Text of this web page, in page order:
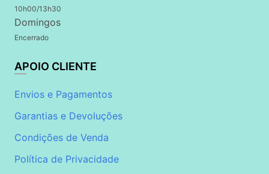
10h00/13h30
Domingos
Encerrado
APOIO CLIENTE
Envios e Pagamentos
Garantias e Devoluções
Condições de Venda
Política de Privacidade